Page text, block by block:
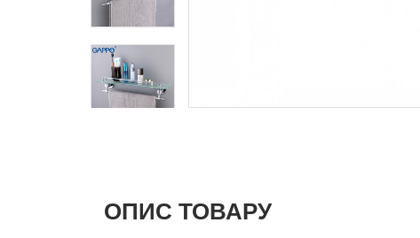
ОПИС ТОВАРУ